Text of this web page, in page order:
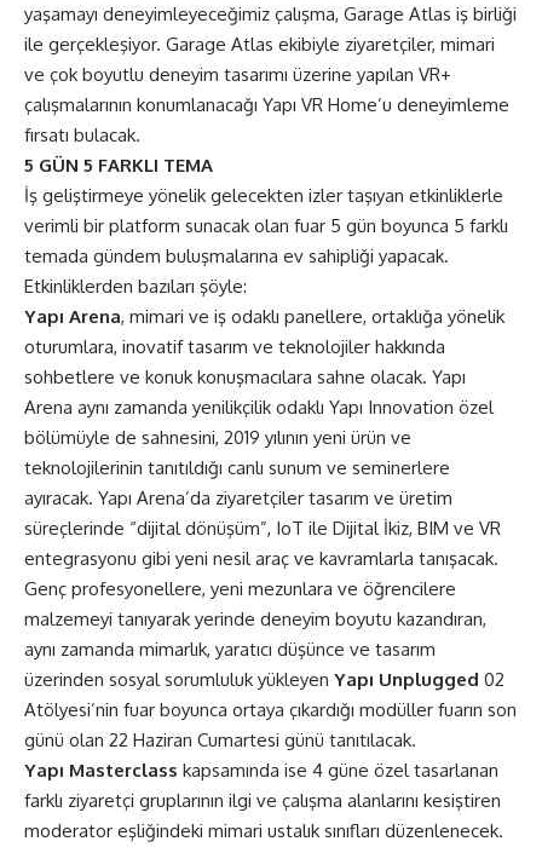
yaşamayı deneyimleyeceğimiz çalışma, Garage Atlas iş birliği
ile gerçekleşiyor. Garage Atlas ekibiyle ziyaretçiler, mimari
ve çok boyutlu deneyim tasarımı üzerine yapılan VR+
çalışmalarının konumlanacağı Yapı VR Home’u deneyimleme
fırsatı bulacak.
5 GÜN 5 FARKLI TEMA
İş geliştirmeye yönelik gelecekten izler taşıyan etkinliklerle
verimli bir platform sunacak olan fuar 5 gün boyunca 5 farklı
temada gündem buluşmalarına ev sahipliği yapacak.
Etkinliklerden bazıları şöyle:
Yapı Arena, mimari ve iş odaklı panellere, ortaklığa yönelik
oturumlara, inovatif tasarım ve teknolojiler hakkında
sohbetlere ve konuk konuşmacılara sahne olacak. Yapı
Arena aynı zamanda yenilikçilik odaklı Yapı Innovation özel
bölümüyle de sahnesini, 2019 yılının yeni ürün ve
teknolojilerinin tanıtıldığı canlı sunum ve seminerlere
ayıracak. Yapı Arena’da ziyaretçiler tasarım ve üretim
süreçlerinde “dijital dönüşüm”, IoT ile Dijital İkiz, BIM ve VR
entegrasyonu gibi yeni nesil araç ve kavramlarla tanışacak.
Genç profesyonellere, yeni mezunlara ve öğrencilere
malzemeyi tanıyarak yerinde deneyim boyutu kazandıran,
aynı zamanda mimarlık, yaratıcı düşünce ve tasarım
üzerinden sosyal sorumluluk yükleyen Yapı Unplugged 02
Atölyesi’nin fuar boyunca ortaya çıkardığı modüller fuarın son
günü olan 22 Haziran Cumartesi günü tanıtılacak.
Yapı Masterclass kapsamında ise 4 güne özel tasarlanan
farklı ziyaretçi gruplarının ilgi ve çalışma alanlarını kesiştiren
moderator eşliğindeki mimari ustalık sınıfları düzenlenecek.